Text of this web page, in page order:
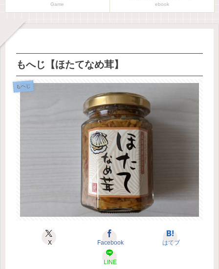
Game ebook
もへじ【ほたてなめ茸】
もへじ
X Facebook はてブ
LINE